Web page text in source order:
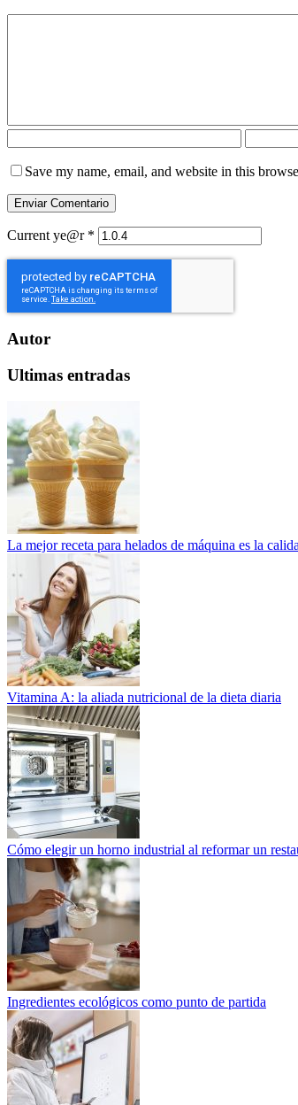
Save my name, email, and website in this
Current ye@r *
Autor
Ultimas entradas
La mejor receta para helados de máquina es la
Vitamina A: la aliada nutricional de la dieta diaria
Cómo elegir un horno industrial al reformar un
Ingredientes ecológicos como punto de partida